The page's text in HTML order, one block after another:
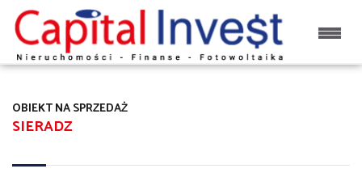
SIERADZ
OBIEKT NA SPRZEDAŻ